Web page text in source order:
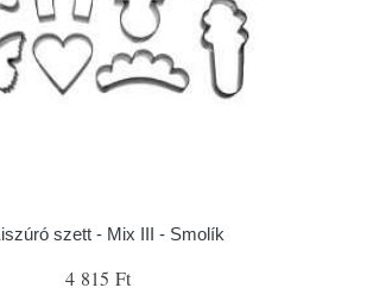
szett - Mix III - Smolík
4 815 Ft